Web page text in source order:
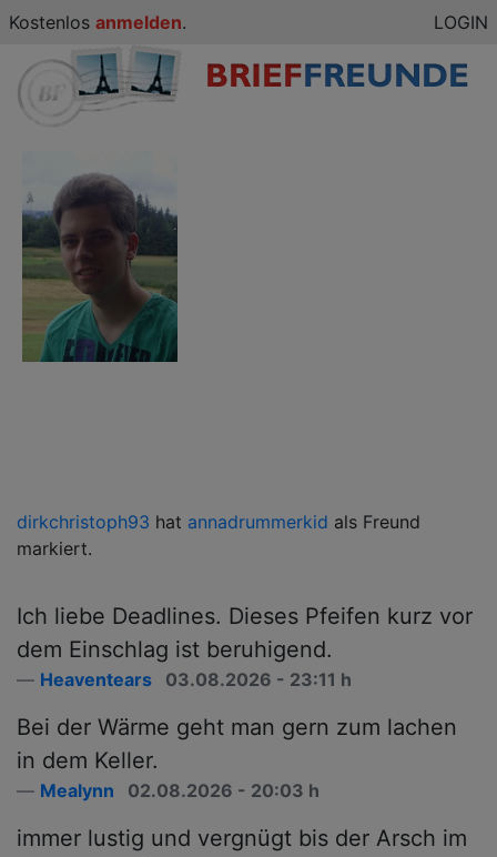
Kostenlos anmelden. LOGIN
dirkchristoph93 hat annadrummerkid als Freund
markiert.
Ich liebe Deadlines. Dieses Pfeifen kurz vor
dem Einschlag ist beruhigend.
Heaventears 03.08.2026 - 23:11 h
Bei der Wärme geht man gern zum lachen
in dem Keller.
Mealynn 02.08.2026 - 20:03 h
immer lustig und vergnügt bis der Arsch im